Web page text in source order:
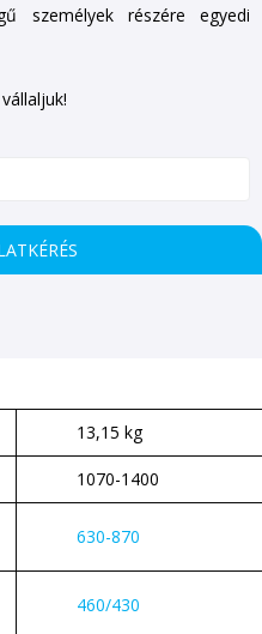
személyek részére egyedi
13,15 kg
1070-1400
630-870
460/430